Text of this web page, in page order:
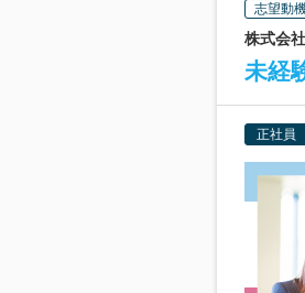
志望動
株式会
未経
正社員